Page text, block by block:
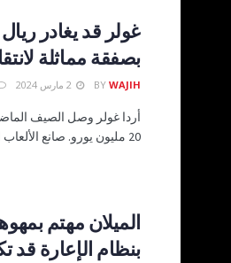
غولر قد يغادر
بصفقة مماثلة
BY WAJIH
أردا غولر وصل الصيف
20 مليون يورو. صانع الألعاب التركي موهوب ...
الميلان مهتم
بنظام الإعارة قد